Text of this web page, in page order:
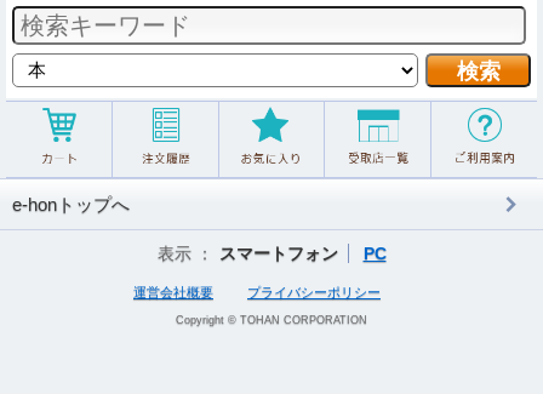
e-honトップへ
表示 ： スマートフォン PC
運営会社概要 プライバシーポリシー
Copyright © TOHAN CORPORATION